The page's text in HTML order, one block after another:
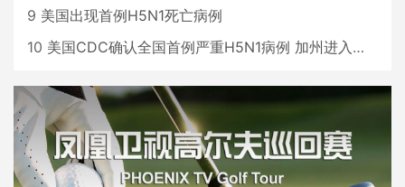
9 美国出现首例H5N1死亡病例
10 美国CDC确认全国首例严重H5N1病例 加州进入紧急状态